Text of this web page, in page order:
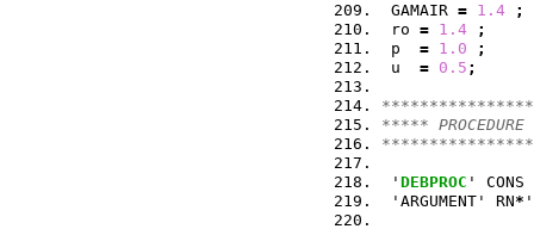
GAMAIR = 1.4
;
ro = 1.4
;
p = 1.0
;
u = 0.5 ;
***** PROCEDURE
' DEBPROC ' CONS
'ARGUMENT' RN*